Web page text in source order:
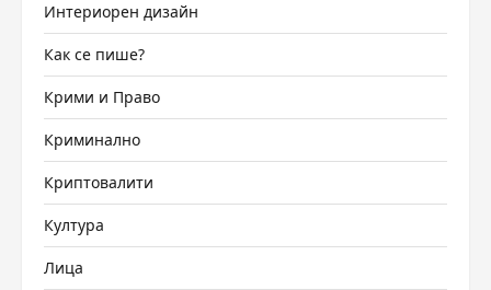
Интериорен дизайн
Как се пише?
Крими и Право
Криминално
Криптовалити
Култура
Лица